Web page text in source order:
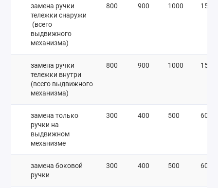
замена ручки
тележки снаружи
(всего
выдвижного
механизма)
800 900 1000 1500
замена ручки
тележки внутри
(всего выдвижного
механизма)
800 900 1000 1500
замена только
ручки на
выдвижном
механизме
300 400 500 600
замена боковой
ручки
300 400 500 600